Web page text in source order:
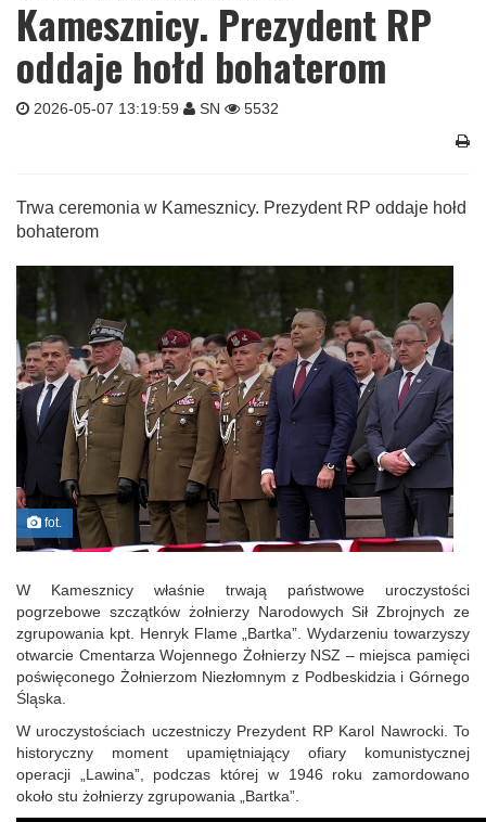
Kamesznicy. Prezydent RP
oddaje hołd bohaterom
2026-05-07 13:19:59 SN 5532
Trwa ceremonia w Kamesznicy. Prezydent RP oddaje hołd
bohaterom
fot.
W Kamesznicy właśnie trwają państwowe uroczystości
pogrzebowe szczątków żołnierzy Narodowych Sił Zbrojnych ze
zgrupowania kpt. Henryk Flame „Bartka”. Wydarzeniu towarzyszy
otwarcie Cmentarza Wojennego Żołnierzy NSZ – miejsca pamięci
poświęconego Żołnierzom Niezłomnym z Podbeskidzia i Górnego
Śląska.
W uroczystościach uczestniczy Prezydent RP Karol Nawrocki. To
historyczny moment upamiętniający ofiary komunistycznej
operacji „Lawina”, podczas której w 1946 roku zamordowano
około stu żołnierzy zgrupowania „Bartka”.